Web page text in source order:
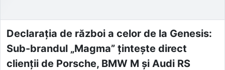
Declarația de război a celor de la Genesis:
Sub-brandul „Magma” țintește direct
clienții de Porsche, BMW M și Audi RS